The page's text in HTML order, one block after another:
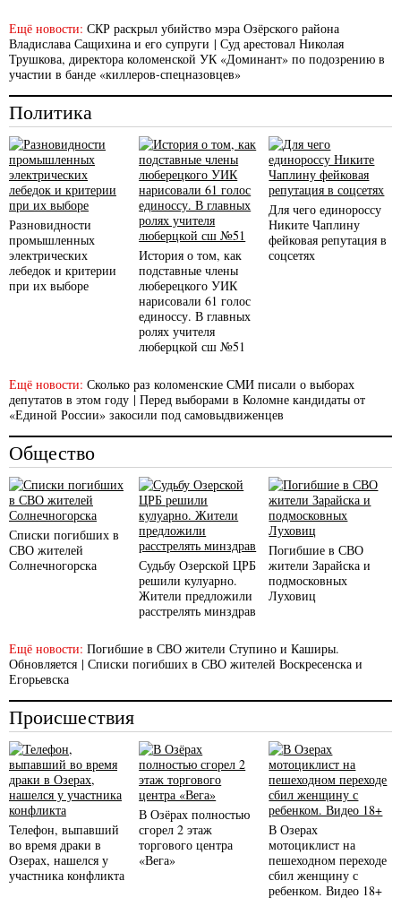
Ещё новости: СКР раскрыл убийство мэра Озёрского района
Владислава Сащихина и его супруги | Суд арестовал Николая
Трушкова, директора коломенской УК «Доминант» по подозрению в
участии в банде «киллеров-спецназовцев»
Политика
Разновидности
промышленных
электрических
лебедок и критерии
при их выборе
История о том, как
подставные члены
люберецкого УИК
нарисовали 61 голос
единоссу. В главных
ролях учителя
люберцкой сш №51
Для чего единороссу
Никите Чаплину
фейковая репутация в
соцсетях
Ещё новости: Сколько раз коломенские СМИ писали о выборах
депутатов в этом году | Перед выборами в Коломне кандидаты от
«Единой России» закосили под самовыдвиженцев
Общество
Списки погибших в
СВО жителей
Солнечногорска
Судьбу Озерской ЦРБ
решили кулуарно.
Жители предложили
расстрелять минздрав
Погибшие в СВО
жители Зарайска и
подмосковных
Луховиц
Ещё новости: Погибшие в СВО жители Ступино и Каширы.
Обновляется | Списки погибших в СВО жителей Воскресенска и
Егорьевска
Происшествия
Телефон, выпавший
во время драки в
Озерах, нашелся у
участника конфликта
В Озёрах полностью
сгорел 2 этаж
торгового центра
«Вега»
В Озерах
мотоциклист на
пешеходном переходе
сбил женщину с
ребенком. Видео 18+